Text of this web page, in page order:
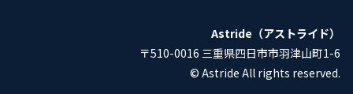
Astride（アストライド）
〒510-0016 三重県四日市市羽津山町1-6
© Astride All rights reserved.